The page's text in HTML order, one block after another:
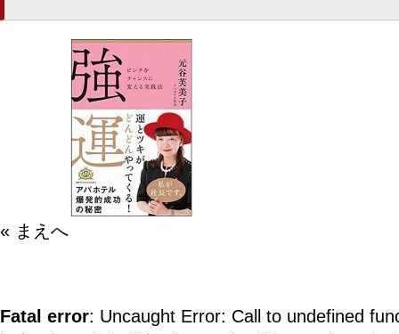
« まえへ
Fatal error: Uncaught Error: Call to undefined